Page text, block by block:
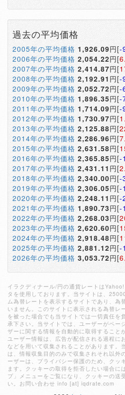
過去の平均価格
2005年の平均価格 1,926.09円[-
2006年の平均価格 2,054.22円[
2007年の平均価格 2,414.87円[
2008年の平均価格 2,192.91 円[-
2009年の平均価格 2,052.72円[-
2010年の平均価格 1,896.35円[-
2011年の平均価格 1,714.09円[-
2012年の平均価格 1,730.97円[
2013年の平均価格 2,125.88円[
2014年の平均価格 2,286.96円[
2015年の平均価格 2,631.58円[
2016年の平均価格 2,365.85円[-
2017年の平均価格 2,431.11 円[
2018年の平均価格 2,340.00円[-
2019年の平均価格 2,306.05円[-
2020年の平均価格 2,248.11 円[-
2021年の平均価格 1,890.73円[-
2022年の平均価格 2,268.03円[
2023年の平均価格 2,620.60円[
2024年の平均価格 2,918.48円[
2025年の平均価格 2,881.12円[-
2026年の平均価格 3,053.72円[
イラクディナール/円の通貨レートは
タを使用しております。当サイトは、
ム為替レートを表示するサイトであり、為
いません。このサイトに表示される為替レ
を被った場合でも当サイトでは一切責任を
承下さい。当サイトでは、ユーザーがペー
ザーに関する情報を自動的に取得すること
ユーザー情報は、広告が配信される過程に
などを用いて収集されることがあります。
は、情報収集目的のみで収集されそれ以外
ーザーは、プライバシー保護のため、クッ
ます。クッキーの取得を拒否したい場合に
プ」メニューをご覧になり、クッキーの送
い。お問い合わせ info [at] iqdrate.com